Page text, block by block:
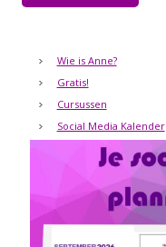
Wie is Anne?
Gratis!
Cursussen
Social Media Kalender